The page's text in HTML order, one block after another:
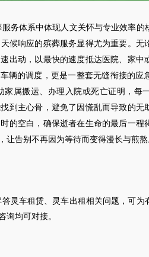
务体系中体现人文关怀与专业效率的
候响应的殡葬服务显得尤为重要。无
出动，以最快的速度抵达医院、家中
辆的调度，更是一整套无缝衔接的应
属搬运、办理入院或死亡证明，每
到主心骨，避免了因慌乱而导致的无
的空白，确保逝者在生命的最后一程
告别不再因为等待而变得漫长与煎熬
灵车租赁、灵车出租相关问题，可为
询均可对接。